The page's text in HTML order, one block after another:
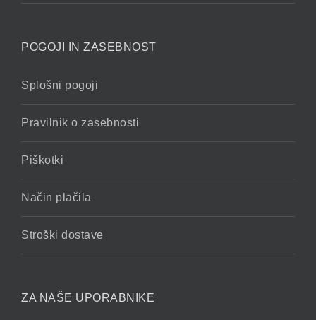
POGOJI IN ZASEBNOST
Splošni pogoji
Pravilnik o zasebnosti
Piškotki
Način plačila
Stroški dostave
ZA NAŠE UPORABNIKE